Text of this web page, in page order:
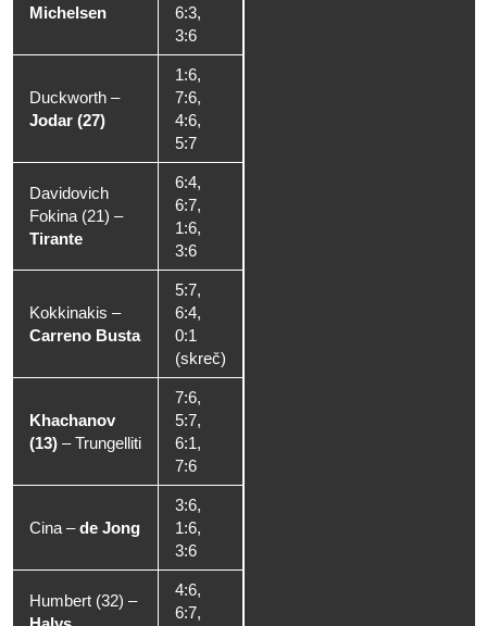
Michelsen
6:3,
3:6
Duckworth –
Jodar (27)
1:6,
7:6,
4:6,
5:7
Davidovich
Fokina (21) –
Tirante
6:4,
6:7,
1:6,
3:6
Kokkinakis –
Carreno Busta
5:7,
6:4,
0:1
(skreč)
Khachanov
(13) –Trungelliti
7:6,
5:7,
6:1,
7:6
Cina –de Jong
3:6,
1:6,
3:6
Humbert (32) –
4:6,
6:7,